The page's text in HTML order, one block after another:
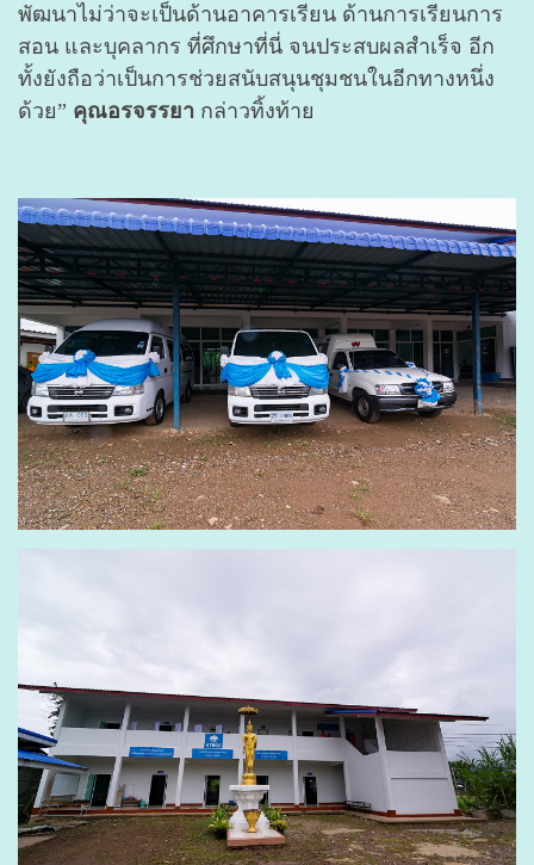
พัฒนาไม่ว่าจะเป็นด้านอาคารเรียน ด้านการเรียนการ
สอน และบุคลากร ที่ศึกษาที่นี่ จนประสบผลสำเร็จ อีก
ทั้งยังถือว่าเป็นการช่วยสนับสนุนชุมชนในอีกทางหนึ่ง
ด้วย” คุณอรจรรยา กล่าวทิ้งท้าย